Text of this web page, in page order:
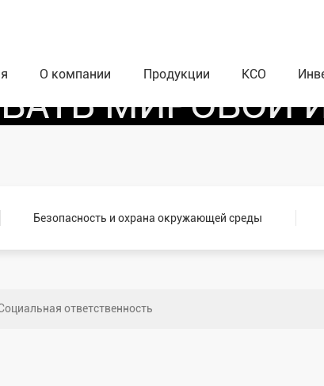
О компании Продукции КСО
ПРОПАХАТЬ
МИРОВОЙ
Безопасность и охрана окружающей среды
ответственность